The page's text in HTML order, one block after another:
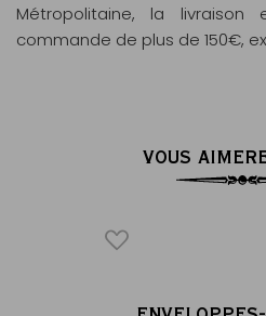
Métropolitaine, la
commande de plus de 150€,
VOUS